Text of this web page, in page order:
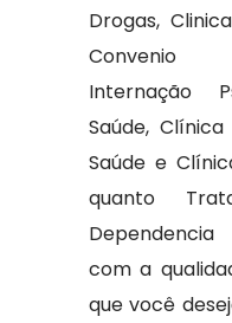
Drogas,
Convenio
Internação
Saúde,
Saúde e
quanto
com a
que você